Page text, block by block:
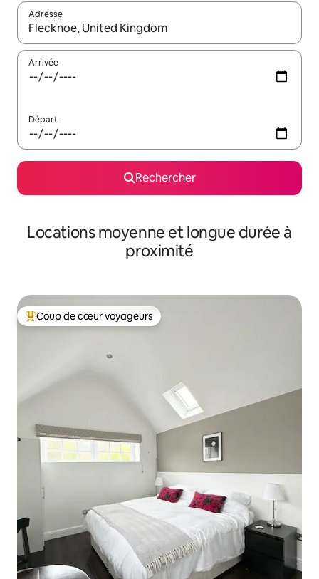
Adresse
Lorsque les résultats s'affichent, utilisez les flèches vers le
Arrivée
Départ
Rechercher
Locations moyenne et longue durée à
proximité
Coups de cœur voyageurs les plus appréciés
Coup de cœur voyageurs